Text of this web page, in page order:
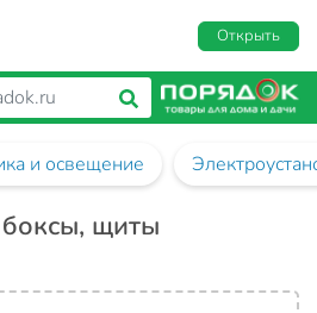
Открыть
и освещение
щиты